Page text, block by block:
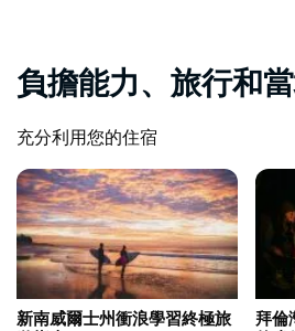
負擔能力、旅行和
充分利用您的住宿
新南威爾士州衝浪學習終極旅
拜倫